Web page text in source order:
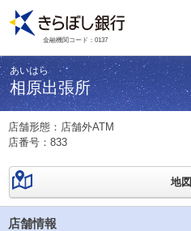
金融機関コード：0137
あいはら
相原出張所
店舗形態：店舗外ATM
店番号： 833
地図
店舗情報